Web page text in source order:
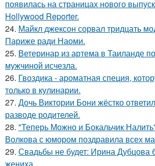
появилась на страницах нового
Hollywood Reporter.
24. Майкл джексон сорвал тридцать
Париже ради Наоми.
25. Ветеринар из артема в Таиланде
мужчиной исчезла.
26. Гвоздика - ароматная специя,
только в кулинарии.
27. Дочь Виктории Бони жёстко
разводе родителей.
28. "Теперь Можно и Бокальчик
Волкова с юмором поздравила всех
29. Свадьбы не будет: Ирина Дубцова